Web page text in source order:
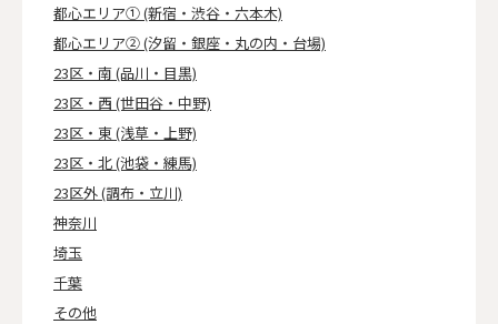
都心エリア① (新宿・渋谷・六本木)
都心エリア② (汐留・銀座・丸の内・台場)
23区・南 (品川・目黒)
23区・西 (世田谷・中野)
23区・東 (浅草・上野)
23区・北 (池袋・練馬)
23区外 (調布・立川)
神奈川
埼玉
千葉
その他